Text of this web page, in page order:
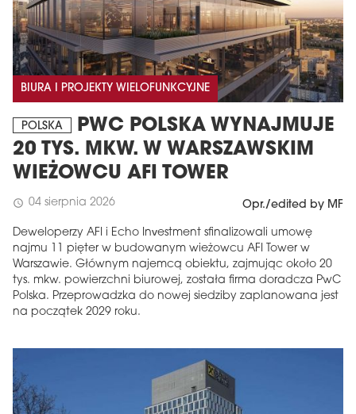
BIURA I PROJEKTY WIELOFUNKCYJNE
POLSKA
PWC POLSKA WYNAJMUJE
20 TYS. MKW. W WARSZAWSKIM
WIEŻOWCU AFI TOWER
schedule 04 sierpnia 2026 Opr./edited by MF
Deweloperzy AFI i Echo Investment sfinalizowali umowę
najmu 11 pięter w budowanym wieżowcu AFI Tower w
Warszawie. Głównym najemcą obiektu, zajmując około 20
tys. mkw. powierzchni biurowej, została firma doradcza PwC
Polska. Przeprowadzka do nowej siedziby zaplanowana jest
na początek 2029 roku.